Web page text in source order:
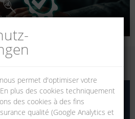
permet d'optimiser votre
plus des cookies techniquement
des cookies à des fins
qualité (Google Analytics et